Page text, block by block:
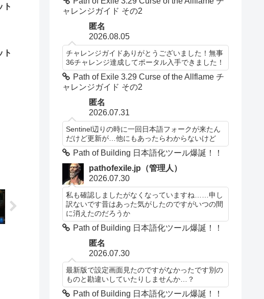
ト
ト
ャレンジガイド その2
匿名
2026.08.05
チャレンジガイドありがとうございました！無事
36チャレンジ達成してポータル入手できました！
Path of Exile 3.29 Curse of the Allflame チ
ャレンジガイド その2
匿名
2026.07.31
Sentinel辺りの時に一回日本語フォークが来たん
だけど更新が…他にもあったらわからないけど
Path of Building 日本語化ツール爆誕！！
pathofexile.jp（管理人）
2026.07.30
私も確認しましたがなくなっていますね……申し
訳ないです昔はあった気がしたのですがいつの間
に消えたのだろうか
Path of Building 日本語化ツール爆誕！！
匿名
2026.07.30
最新版で設定画面見たのですがなかったです別の
ものと勘違いしていたりしませんか…？
Path of Building 日本語化ツール爆誕！！